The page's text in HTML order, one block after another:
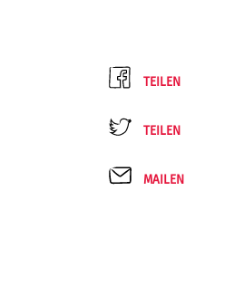
TEILEN
TEILEN
MAILEN